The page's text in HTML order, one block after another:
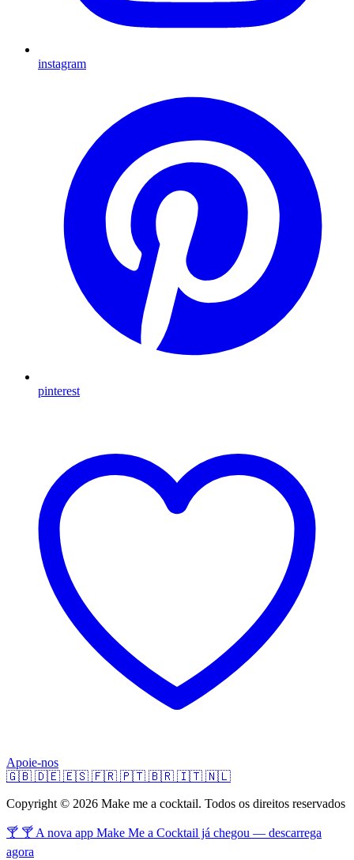
instagram
pinterest
Apoie-nos
🇬🇧 🇩🇪 🇪🇸 🇫🇷 🇵🇹 🇧🇷 🇮🇹 🇳🇱
Copyright © 2026 Make me a cocktail. Todos os direitos reservados
🍸 🍸 A nova app Make Me a Cocktail já chegou — descarrega
agora